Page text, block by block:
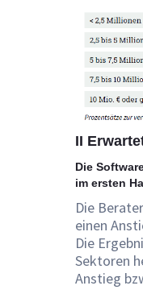
II
Die
im ersten
Die
einen
Die
Sektoren
Anstieg